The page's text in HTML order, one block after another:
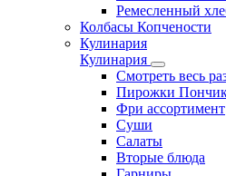
Ремесленный
Колбасы Копчености
Кулинария
Кулинария
Смотреть весь
Пирожки
Фри ассортимент
Суши
Салаты
Вторые блюда